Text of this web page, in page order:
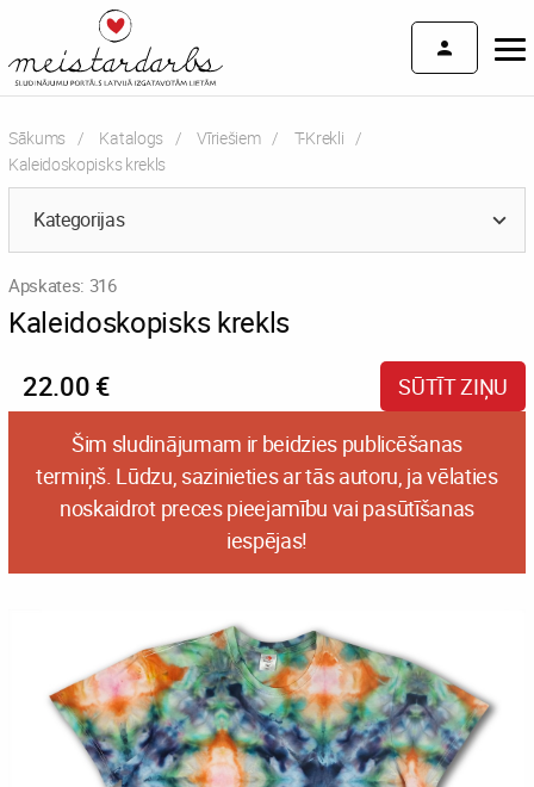
Sākums Katalogs Vīriešiem
T-Krekli
Current:
Kaleidoskopisks krekls
Kategorijas
Apskates: 316
Kaleidoskopisks krekls
22.00 €
SŪTĪT ZIŅU
Šim sludinājumam ir beidzies publicēšanas
termiņš. Lūdzu, sazinieties ar tās autoru, ja vēlaties
noskaidrot preces pieejamību vai pasūtīšanas
iespējas!